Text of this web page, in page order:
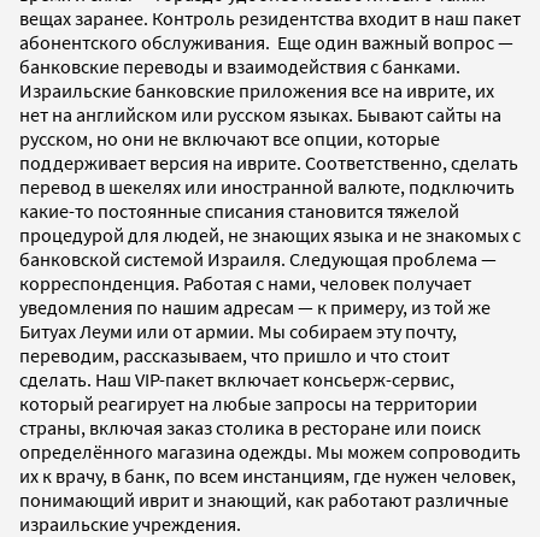
вещах заранее. Контроль резидентства входит в наш пакет
абонентского обслуживания. Еще один важный вопрос —
банковские переводы и взаимодействия с банками.
Израильские банковские приложения все на иврите, их
нет на английском или русском языках. Бывают сайты на
русском, но они не включают все опции, которые
поддерживает версия на иврите. Соответственно, сделать
перевод в шекелях или иностранной валюте, подключить
какие-то постоянные списания становится тяжелой
процедурой для людей, не знающих языка и не знакомых с
банковской системой Израиля. Следующая проблема —
корреспонденция. Работая с нами, человек получает
уведомления по нашим адресам — к примеру, из той же
Битуах Леуми или от армии. Мы собираем эту почту,
переводим, рассказываем, что пришло и что стоит
сделать. Наш VIP-пакет включает консьерж-сервис,
который реагирует на любые запросы на территории
страны, включая заказ столика в ресторане или поиск
определённого магазина одежды. Мы можем сопроводить
их к врачу, в банк, по всем инстанциям, где нужен человек,
понимающий иврит и знающий, как работают различные
израильские учреждения.